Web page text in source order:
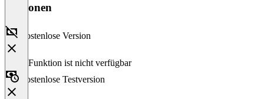
Versionen
Kostenlose Version
Diese Funktion ist nicht verfügbar
Kostenlose Testversion